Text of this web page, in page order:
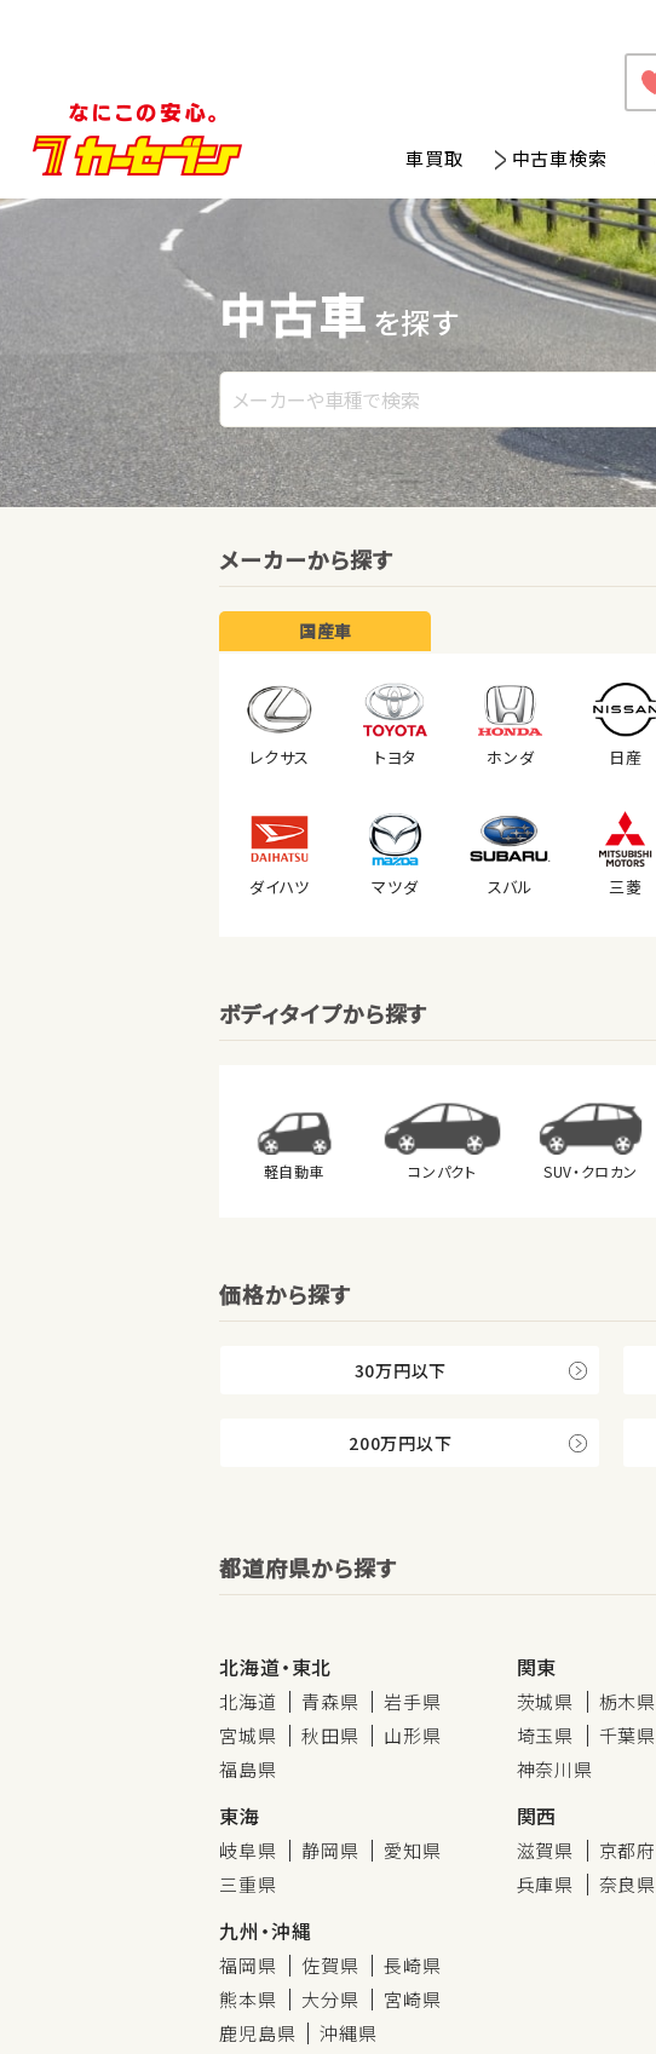
車買取 中古車検索
中古車 を探す
メーカーから探す
国産車
レクサス トヨタ ホンダ 日産
ダイハツ マツダ スバル 三菱
ボディタイプから探す
軽自動車 コンパクト SUV・クロカン
価格から探す
30万円以下
200万円以下
都道府県から探す
北海道・東北
北海道 青森県
岩手県
宮城県
秋田県
山形県
福島県
関東
茨城県 栃木県
埼玉県
千葉県
神奈川県
東海
岐阜県 静岡県
愛知県
三重県
関西
滋賀県 京都府
兵庫県
奈良県
九州・沖縄
福岡県 佐賀県
長崎県
熊本県
大分県
宮崎県
鹿児島県
沖縄県